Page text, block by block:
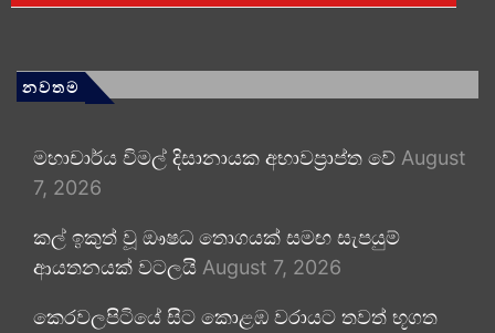
නවතම
මහාචාර්ය විමල් දිසානායක අභාවප්‍රාප්ත වේ August
7, 2026
කල් ඉකුත් වූ ඖෂධ තොගයක් සමඟ සැපයුම්
ආයතනයක් වටලයි August 7, 2026
කෙරවලපිටියේ සිට කොළඹ වරායට තවත් භූගත